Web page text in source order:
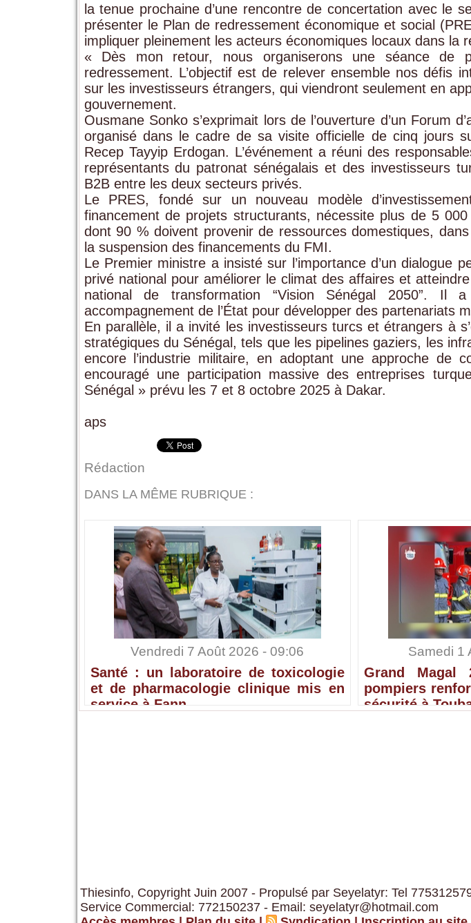
la tenue prochaine d’une rencontre de concertation avec le
présenter le Plan de redressement économique et social
impliquer pleinement les acteurs économiques locaux dans la
« Dès mon retour, nous organiserons une séance de
redressement. L’objectif est de relever ensemble nos défis
sur les investisseurs étrangers, qui viendront seulement en
gouvernement.
Ousmane Sonko s’exprimait lors de l’ouverture d’un Forum
organisé dans le cadre de sa visite officielle de cinq jours
Recep Tayyip Erdogan. L’événement a réuni des
représentants du patronat sénégalais et des investisseurs
B2B entre les deux secteurs privés.
Le PRES, fondé sur un nouveau modèle
financement de projets structurants, nécessite plus de 5
dont 90 % doivent provenir de ressources domestiques,
la suspension des financements du FMI.
Le Premier ministre a insisté sur l’importance d’un dialogue
privé national pour améliorer le climat des affaires et
national de transformation “Vision Sénégal 2050”. Il
accompagnement de l’État pour développer des partenariats
En parallèle, il a invité les investisseurs turcs et étrangers à
stratégiques du Sénégal, tels que les pipelines gaziers, les
encore l’industrie militaire, en adoptant une approche de
encouragé une participation massive des entreprises
Sénégal » prévu les 7 et 8 octobre 2025 à Dakar.
aps
Rédaction
DANS LA MÊME RUBRIQUE :
Vendredi 7 Août 2026 - 09:06
Santé : un laboratoire de toxicologie
et de pharmacologie clinique mis en
service à Fann
Samedi 1
Grand Magal
pompiers
sécurité à
Thiesinfo, Copyright Juin 2007 - Propulsé par Seyelatyr: Tel
Service Commercial: 772150237 - Email: seyelatyr@hotmail.com